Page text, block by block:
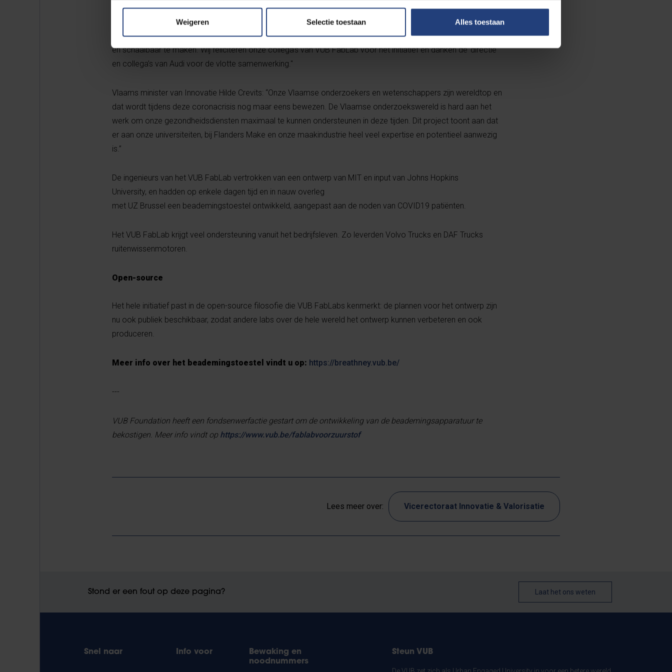
Weigeren Selectie toestaan Alles toestaan
heeft een budget van 1 miljoen vrijgemaakt om snel componenten en kritische onderdelen aan te kopen om
projecten zoals dit van VUB FabLab te ondersteunen. We zijn trots op ons team van vijftien ingenieurs en
technici dat een essentiele bijdrage geleverd heeft om het ontwerp van dit beademingstoestel produceerbaar
en schaalbaar te maken. Wij feliciteren onze collega’s van VUB FabLab voor het initiatief en danken de directie
en collega’s van Audi voor de vlotte samenwerking."
Vlaams minister van Innovatie Hilde Crevits: “Onze Vlaamse onderzoekers en wetenschappers zijn wereldtop en
dat wordt tijdens deze coronacrisis nog maar eens bewezen. De Vlaamse onderzoekswereld is hard aan het
werk om onze gezondheidsdiensten maximaal te kunnen ondersteunen in deze tijden. Dit project toont aan dat
er aan onze universiteiten, bij Flanders Make en onze maakindustrie heel veel expertise en potentieel aanwezig
is.”
De ingenieurs van het VUB FabLab vertrokken van een ontwerp van MIT en input van Johns Hopkins
University, en hadden op enkele dagen tijd en in nauw overleg
met UZ Brussel een beademingstoestel ontwikkeld, aangepast aan de noden van COVID19 patiënten.
Het VUB FabLab krijgt veel ondersteuning vanuit het bedrijfsleven. Zo leverden Volvo Trucks en DAF Trucks
ruitenwissenmotoren.
Open-source
Het hele initiatief past in de open-source filosofie die VUB FabLabs kenmerkt: de plannen voor het ontwerp zijn
nu ook publiek beschikbaar, zodat andere labs over de hele wereld het ontwerp kunnen verbeteren en ook
produceren.
Meer info over het beademingstoestel vindt u op: https://breathney.vub.be/
---
VUB Foundation heeft een fondsenwerfactie gestart om de ontwikkeling van de beademingsapparatuur te
bekostigen. Meer info vindt op https://www.vub.be/fablabvoorzuurstof
Lees meer over: Vicerectoraat Innovatie & Valorisatie
Stond er een fout op deze pagina? Laat het ons weten
Snel naar Info voor
Bewaking en
noodnummers
Steun VUB